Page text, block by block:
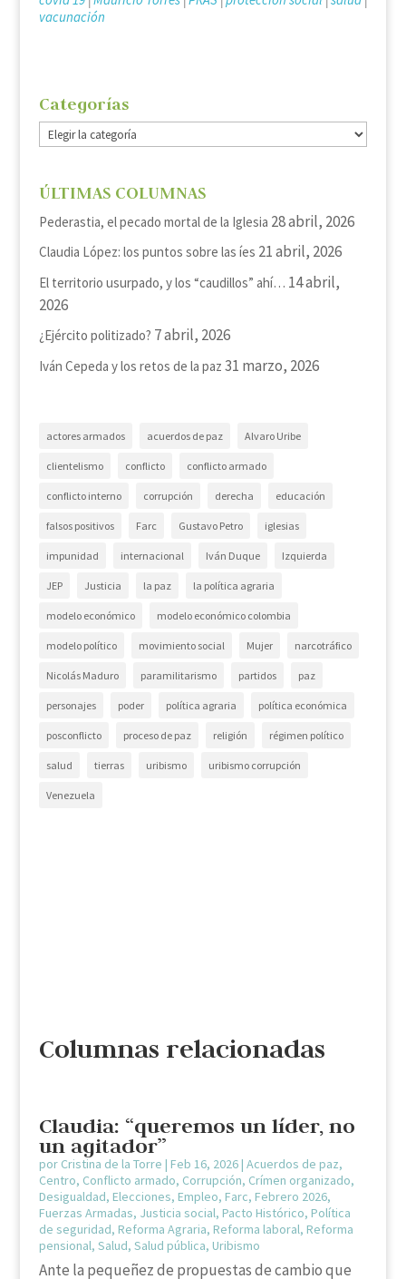
vacunación
Categorías
Categorías
ÚLTIMAS COLUMNAS
Pederastia, el pecado mortal de la Iglesia 28 abril, 2026
Claudia López: los puntos sobre las íes 21 abril, 2026
El territorio usurpado, y los “caudillos” ahí… 14 abril,
2026
¿Ejército politizado? 7 abril, 2026
Iván Cepeda y los retos de la paz 31 marzo, 2026
actores armados acuerdos de paz Alvaro Uribe
clientelismo conflicto conflicto armado
conflicto interno corrupción derecha educación
falsos positivos Farc Gustavo Petro iglesias
impunidad internacional Iván Duque Izquierda
JEP Justicia la paz la política agraria
modelo económico modelo económico colombia
modelo político movimiento social Mujer narcotráfico
Nicolás Maduro paramilitarismo partidos paz
personajes poder política agraria política económica
posconflicto proceso de paz religión régimen político
salud tierras uribismo uribismo corrupción
Venezuela
Columnas relacionadas
Claudia: “queremos un líder, no
un agitador”
por Cristina de la Torre | Feb 16, 2026| Acuerdos de paz,
Centro, Conflicto armado, Corrupción, Crímen organizado,
Desigualdad, Elecciones, Empleo, Farc, Febrero 2026,
Fuerzas Armadas, Justicia social, Pacto Histórico, Política
de seguridad, Reforma Agraria, Reforma laboral, Reforma
pensional, Salud, Salud pública, Uribismo
Ante la pequeñez de propuestas de cambio que